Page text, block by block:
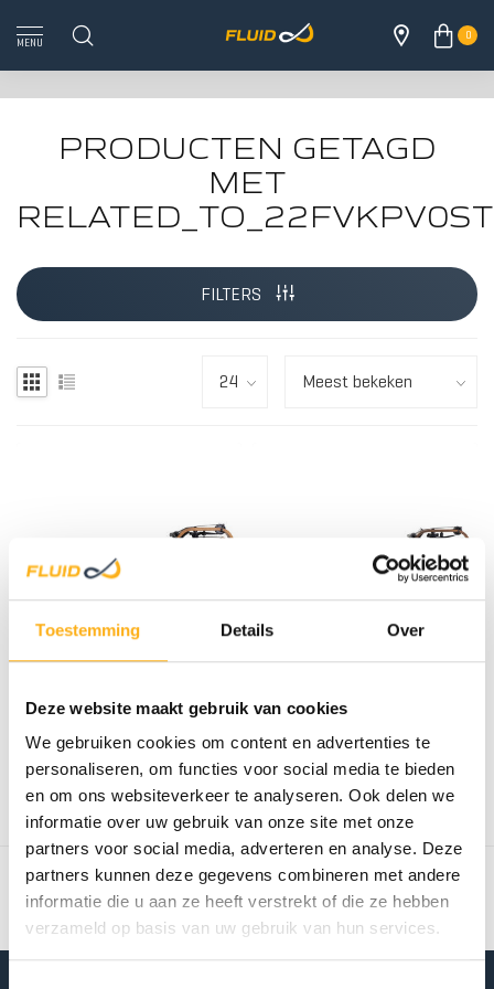
Toestemming Details Over
Deze website maakt gebruik van cookies
We gebruiken cookies om content en advertenties te
personaliseren, om functies voor social media te bieden
en om ons websiteverkeer te analyseren. Ook delen we
informatie over uw gebruik van onze site met onze
partners voor social media, adverteren en analyse. Deze
partners kunnen deze gegevens combineren met andere
informatie die u aan ze heeft verstrekt of die ze hebben
verzameld op basis van uw gebruik van hun services.
ALLE
MENU
0
PRODUCTEN GETAGD
MET
RELATED_TO_22FVKPV0ST
FILTERS
VIKING PRO XL
€2.399,00
Op voorraad
VIKING 3 XL
€2.139,00
Op voorraad
Toon -2van 2